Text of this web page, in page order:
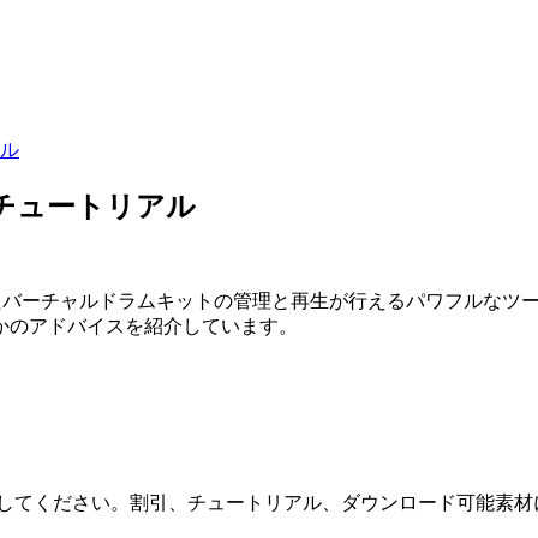
ュートリアル
ーチャルドラムキットの管理と再生が行えるパワフルなツ
アドバイスを紹介しています。
てください。割引、チュートリアル、ダウンロード可能素